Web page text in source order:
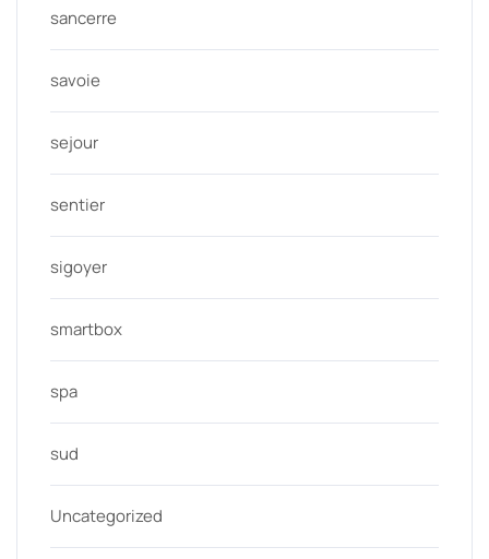
sancerre
savoie
sejour
sentier
sigoyer
smartbox
spa
sud
Uncategorized